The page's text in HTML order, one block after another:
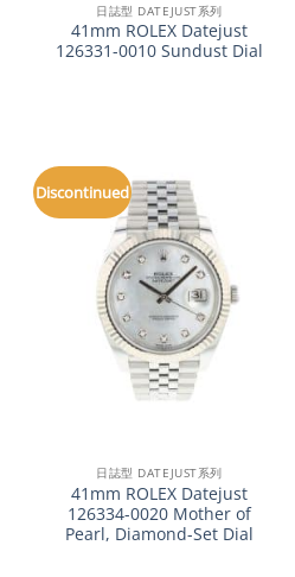
日誌型 DATEJUST系列
41mm ROLEX Datejust
126331-0010 Sundust Dial
Discontinued
日誌型 DATEJUST系列
41mm ROLEX Datejust
126334-0020 Mother of
Pearl, Diamond-Set Dial